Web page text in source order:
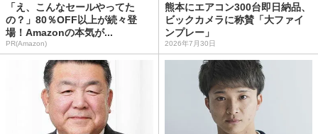
「え、こんなセールやってた
の？」80％OFF以上が続々登
場！Amazonの本気が...
PR(Amazon)
熊本にエアコン300台即日納品、
ビックカメラに称賛「大ファイ
ンプレー」
2026年7月30日